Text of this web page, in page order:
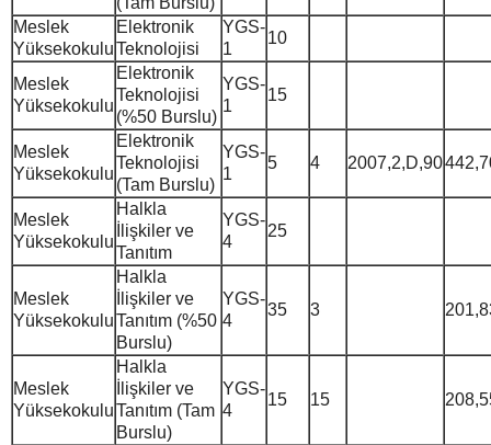
Meslek
Yüksekokulu
Elektronik
Teknolojisi
YGS-
1
10
Meslek
Yüksekokulu
Elektronik
Teknolojisi
(%50 Burslu)
YGS-
1
15
Meslek
Yüksekokulu
Elektronik
Teknolojisi
(Tam Burslu)
YGS-
1
5 4 2007,2,D,90
Meslek
Yüksekokulu
Halkla
İlişkiler ve
Tanıtım
YGS-
4
25
Meslek
Yüksekokulu
Halkla
İlişkiler ve
Tanıtım (%50
Burslu)
YGS-
4
35 3
Meslek
Yüksekokulu
Halkla
İlişkiler ve
Tanıtım (Tam
Burslu)
YGS-
4
15 15